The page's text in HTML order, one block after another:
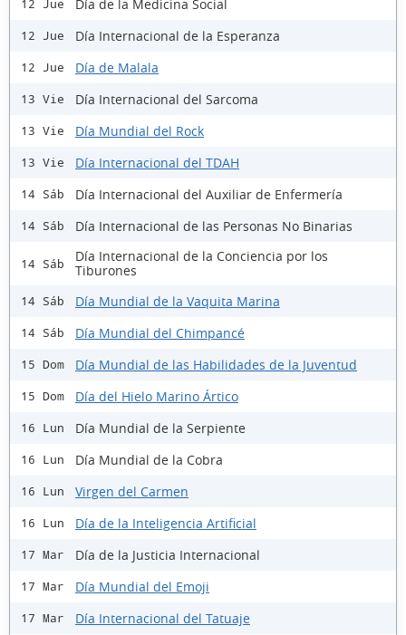
12 Jue Día de la Medicina Social
12 Jue Día Internacional de la Esperanza
12 Jue Día de Malala
13 Vie Día Internacional del Sarcoma
13 Vie Día Mundial del Rock
13 Vie Día Internacional del TDAH
14 Sáb Día Internacional del Auxiliar de Enfermería
14 Sáb Día Internacional de las Personas No Binarias
14 Sáb
Día Internacional de la Conciencia por los
Tiburones
14 Sáb Día Mundial de la Vaquita Marina
14 Sáb Día Mundial del Chimpancé
15 Dom Día Mundial de las Habilidades de la Juventud
15 Dom Día del Hielo Marino Ártico
16 Lun Día Mundial de la Serpiente
16 Lun Día Mundial de la Cobra
16 Lun Virgen del Carmen
16 Lun Día de la Inteligencia Artificial
17 Mar Día de la Justicia Internacional
17 Mar Día Mundial del Emoji
17 Mar Día Internacional del Tatuaje